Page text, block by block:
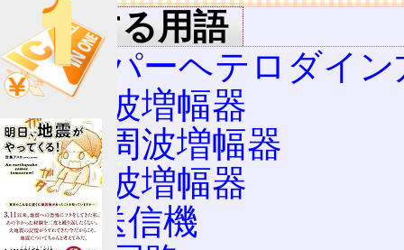
関連する用語
スーパーヘテロダイン
高周波増幅器
中間周波増幅器
低周波増幅器
AM送信機